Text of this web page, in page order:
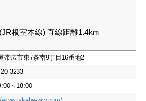
(JR根室本線) 直線距離1.4km
帯広市東7条南9丁目16番地2
3233
～18:00